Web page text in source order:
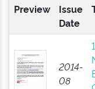
Preview
Issue
Date
2014-
08